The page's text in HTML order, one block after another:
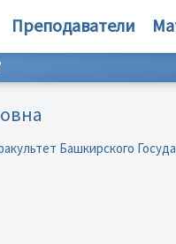
Преподаватели
Башкирского